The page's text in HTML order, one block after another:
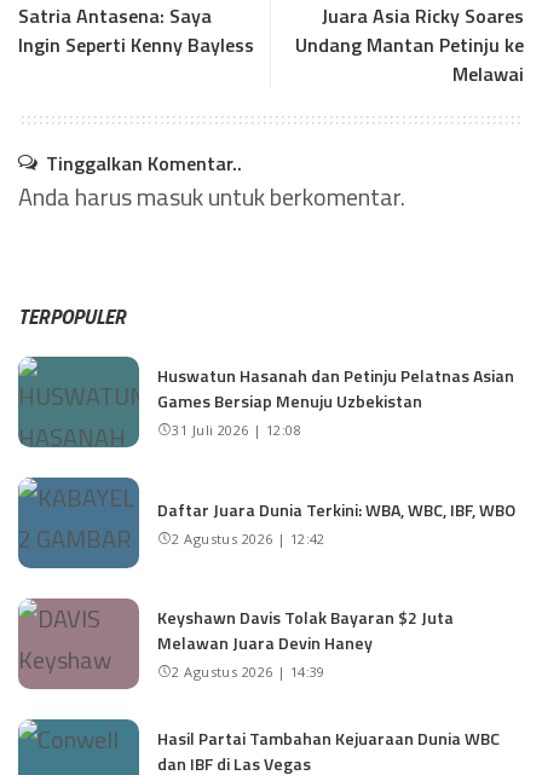
Satria Antasena: Saya
Ingin Seperti Kenny Bayless
Juara Asia Ricky Soares
Undang Mantan Petinju ke
Melawai
Tinggalkan Komentar..
Anda harusmasukuntuk berkomentar.
TERPOPULER
Huswatun Hasanah dan Petinju Pelatnas Asian
Games Bersiap Menuju Uzbekistan
31 Juli 2026 | 12:08
Daftar Juara Dunia Terkini: WBA, WBC, IBF, WBO
2 Agustus 2026 | 12:42
Keyshawn Davis Tolak Bayaran $2 Juta
Melawan Juara Devin Haney
2 Agustus 2026 | 14:39
Hasil Partai Tambahan Kejuaraan Dunia WBC
dan IBF di Las Vegas